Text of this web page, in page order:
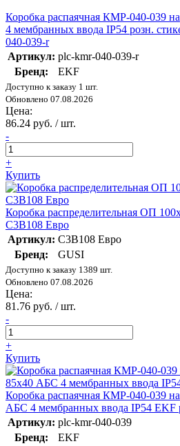
Коробка распаячная КМР-040-039
4 мембранных ввода IP54 розн.
040-039-r
Артикул: plc-kmr-040-039-r
Бренд:
EKF
Доступно к заказу 1 шт.
Обновлено 07.08.2026
Цена:
86.24 руб. / шт.
-
+
Купить
Коробка распределительная ОП
С3В108 Евро
Артикул: С3В108 Евро
Бренд:
GUSI
Доступно к заказу 1389 шт.
Обновлено 07.08.2026
Цена:
81.76 руб. / шт.
-
+
Купить
Коробка распаячная КМР-040-039
АБС 4 мембранных ввода IP54 EKF
Артикул: plc-kmr-040-039
Бренд:
EKF